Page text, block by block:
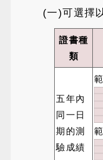
(一)可選擇
證書種
類
五年內
同一日
期的測
驗成績